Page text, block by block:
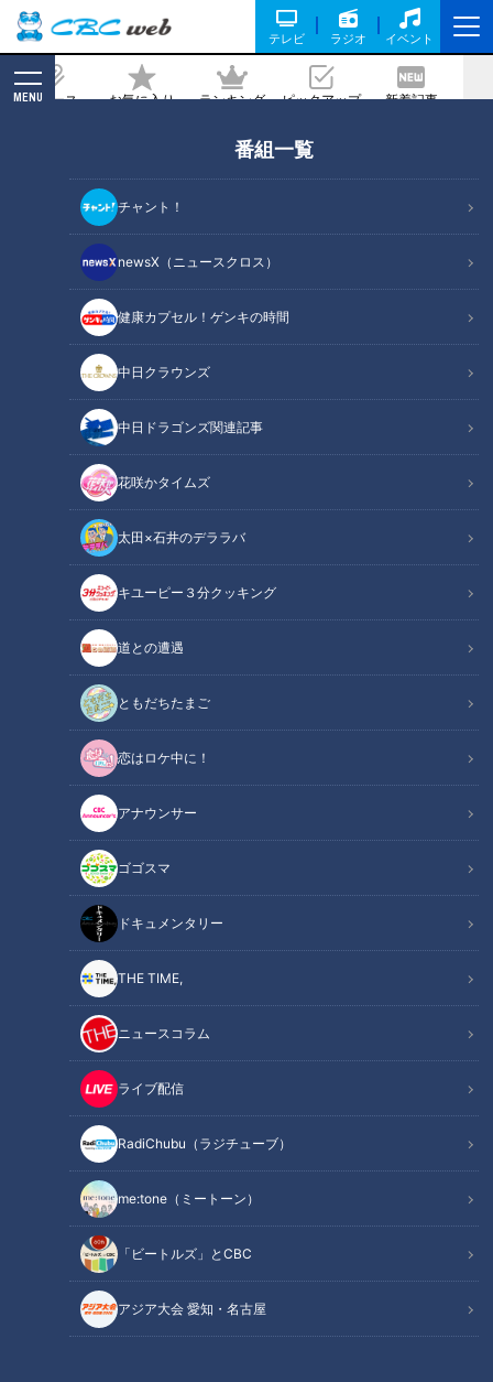
テレビ ラジオ イベント
ニュース お気に入り ランキング ピックアップ 新着記事
MENU
番組一覧
チャント！
newsX（ニュースクロス）
健康カプセル！ゲンキの時間
中日クラウンズ
中日ドラゴンズ関連記事
花咲かタイムズ
太田×石井のデララバ
キユーピー３分クッキング
道との遭遇
ともだちたまご
恋はロケ中に！
アナウンサー
ゴゴスマ
ドキュメンタリー
THE TIME,
ニュースコラム
ライブ配信
RadiChubu（ラジチューブ）
me:tone（ミートーン）
「ビートルズ」とCBC
アジア大会 愛知・名古屋
2025/08/06 17:43
道との遭遇
「道との遭遇」動画
番組OAから、道の映像と道マニアの声を中心に
YouTube用に再編集してお届け！
声は道マニア・橋本貴志さんと石井良依さんです！
『歩道・車道バラエティ 道との遭遇』は
CBCテレビ 毎週火曜23:56～
★見逃し配信【TVer】
https://tver.jp/series/sr4jyby1u3
★見逃し配信【Locipo】
https://locipo.jp/playlist/70415aa2-c481-4078-813a-
360c83668bdb
---------
🚗「歩道・車道バラエティ 道との遭遇」番組公式X
https://x.com/cbc_michi
🚗「歩道・車道バラエティ 道との遭遇」公式サイト
https://hicbc.com/tv/michi/
#道との遭遇 #ミキ #番組 #テレビ #名古屋
#高速道路 #名古屋高速 #潜入 #道マニア #ユニークな道
この記事の画像を見る